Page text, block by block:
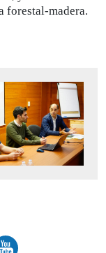
forestal-madera.